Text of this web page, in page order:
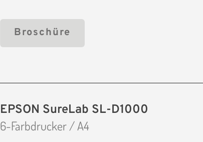
Broschüre
EPSON SureLab SL-D1000
6-Farbdrucker / A4